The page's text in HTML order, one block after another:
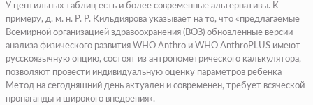
У центильных таблиц есть и более современные альтернативы. К
примеру, д. м. н. Р. Р. Кильдиярова указывает на то, что «предлагаемые
Всемирной организацией здравоохранения (ВОЗ) обновленные версии
анализа физического развития WHO Anthro и WHO AnthroPLUS имеют
русскоязычную опцию, состоят из антропометрического калькулятора,
позволяют провести индивидуальную оценку параметров ребенка
Метод на сегодняшний день актуален и современен, требует всяческой
пропаганды и широкого внедрения».